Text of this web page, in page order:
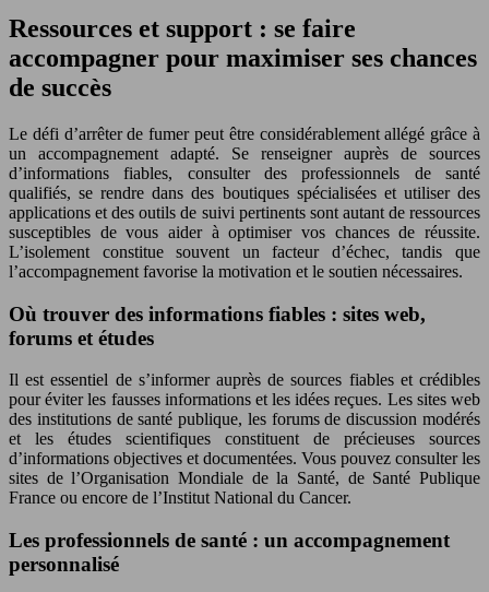
Ressources et support : se faire
accompagner pour maximiser ses chances
de succès
Le défi d’arrêter de fumer peut être considérablement allégé grâce à
un accompagnement adapté. Se renseigner auprès de sources
d’informations fiables, consulter des professionnels de santé
qualifiés, se rendre dans des boutiques spécialisées et utiliser des
applications et des outils de suivi pertinents sont autant de ressources
susceptibles de vous aider à optimiser vos chances de réussite.
L’isolement constitue souvent un facteur d’échec, tandis que
l’accompagnement favorise la motivation et le soutien nécessaires.
Où trouver des informations fiables : sites web,
forums et études
Il est essentiel de s’informer auprès de sources fiables et crédibles
pour éviter les fausses informations et les idées reçues. Les sites web
des institutions de santé publique, les forums de discussion modérés
et les études scientifiques constituent de précieuses sources
d’informations objectives et documentées. Vous pouvez consulter les
sites de l’Organisation Mondiale de la Santé, de Santé Publique
France ou encore de l’Institut National du Cancer.
Les professionnels de santé : un accompagnement
personnalisé